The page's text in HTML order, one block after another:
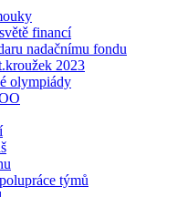
financí
nadačnímu fondu
2023
olympiády
týmů